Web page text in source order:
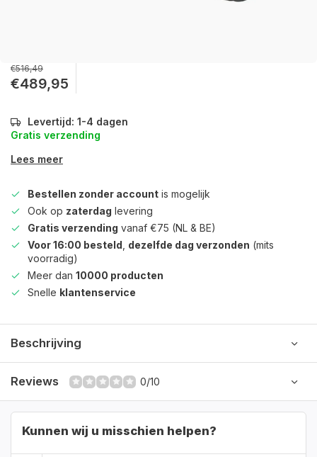
€516,49
€489,95
Levertijd: 1-4 dagen
Gratis verzending
Lees meer
Bestellen zonder account is mogelijk
Ook op zaterdag levering
Gratis verzending vanaf €75 (NL & BE)
Voor 16:00 besteld dezelfde dag verzonden (mits
voorradig)
Meer dan 10000 producten
Snelle klantenservice
Beschrijving
Reviews 0/10
Kunnen wij u misschien helpen?